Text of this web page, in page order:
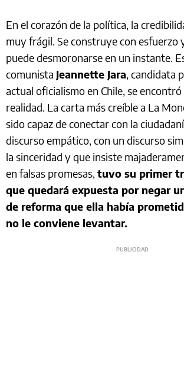
En el corazón de la política, la
muy frágil. Se construye con esfuerzo
puede desmoronarse en un instante.
comunista Jeannette Jara, candidata
actual oficialismo en Chile, se
realidad. La carta más creíble a La
sido capaz de conectar con la
discurso empático, con un discurso
la sinceridad y que insiste
en falsas promesas, tuvo su primer
que quedará expuesta por negar
de reforma que ella había
no le conviene levantar.